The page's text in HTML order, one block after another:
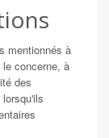
mentionnés à
concerne, à
des